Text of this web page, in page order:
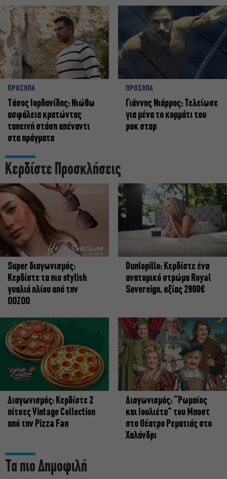
ΠΡΟΣΩΠΑ
Tάσος Ιορδανίδης: Νιώθω
ασφάλεια κρατώντας
ταπεινή στάση απέναντι
στα πράγματα
ΠΡΟΣΩΠΑ
Γιάννης Νιάρρος: Τελείωσε
για μένα το κομμάτι του
ροκ σταρ
Κερδίστε Προσκλήσεις
Super διαγωνισμός:
Κερδίστε τα πιο stylish
γυαλιά ηλίου από την
OOZOO
Dunlopillo: Κερδίστε ένα
ανατομικό στρώμα Royal
Sovereign, αξίας 2900€
Διαγωνισμός: Κερδίστε 2
πίτσες Vintage Collection
από την Pizza Fan
Διαγωνισμός: “Ρωμαίος
και Ιουλιέτα” του Μποστ
στο Θέατρο Ρεματιάς στο
Χαλάνδρι
Τα πιο Δημοφιλή